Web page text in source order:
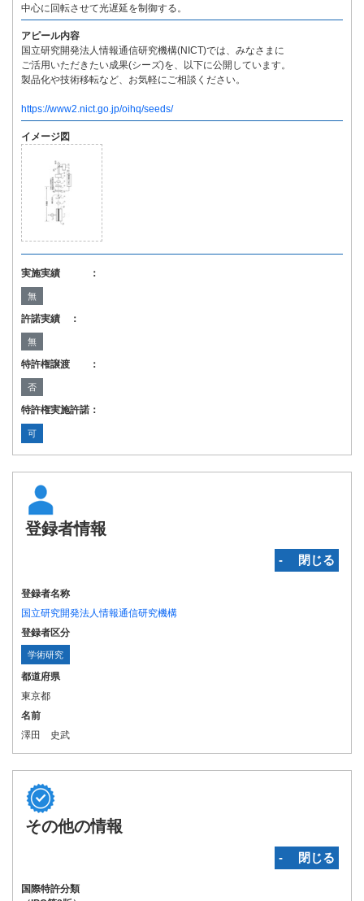
中心に回転させて光遅延を制御する。
アピール内容
国立研究開発法人情報通信研究機構(NICT)では、みなさまに
ご活用いただきたい成果(シーズ)を、以下に公開しています。
製品化や技術移転など、お気軽にご相談ください。
https://www2.nict.go.jp/oihq/seeds/
イメージ図
実施実績 ：
無
許諾実績 ：
無
特許権譲渡 ：
否
特許権実施許諾：
可
登録者情報
‐ 閉じる
登録者名称
国立研究開発法人情報通信研究機構
登録者区分
学術研究
都道府県
東京都
名前
澤田 史武
その他の情報
‐ 閉じる
国際特許分類